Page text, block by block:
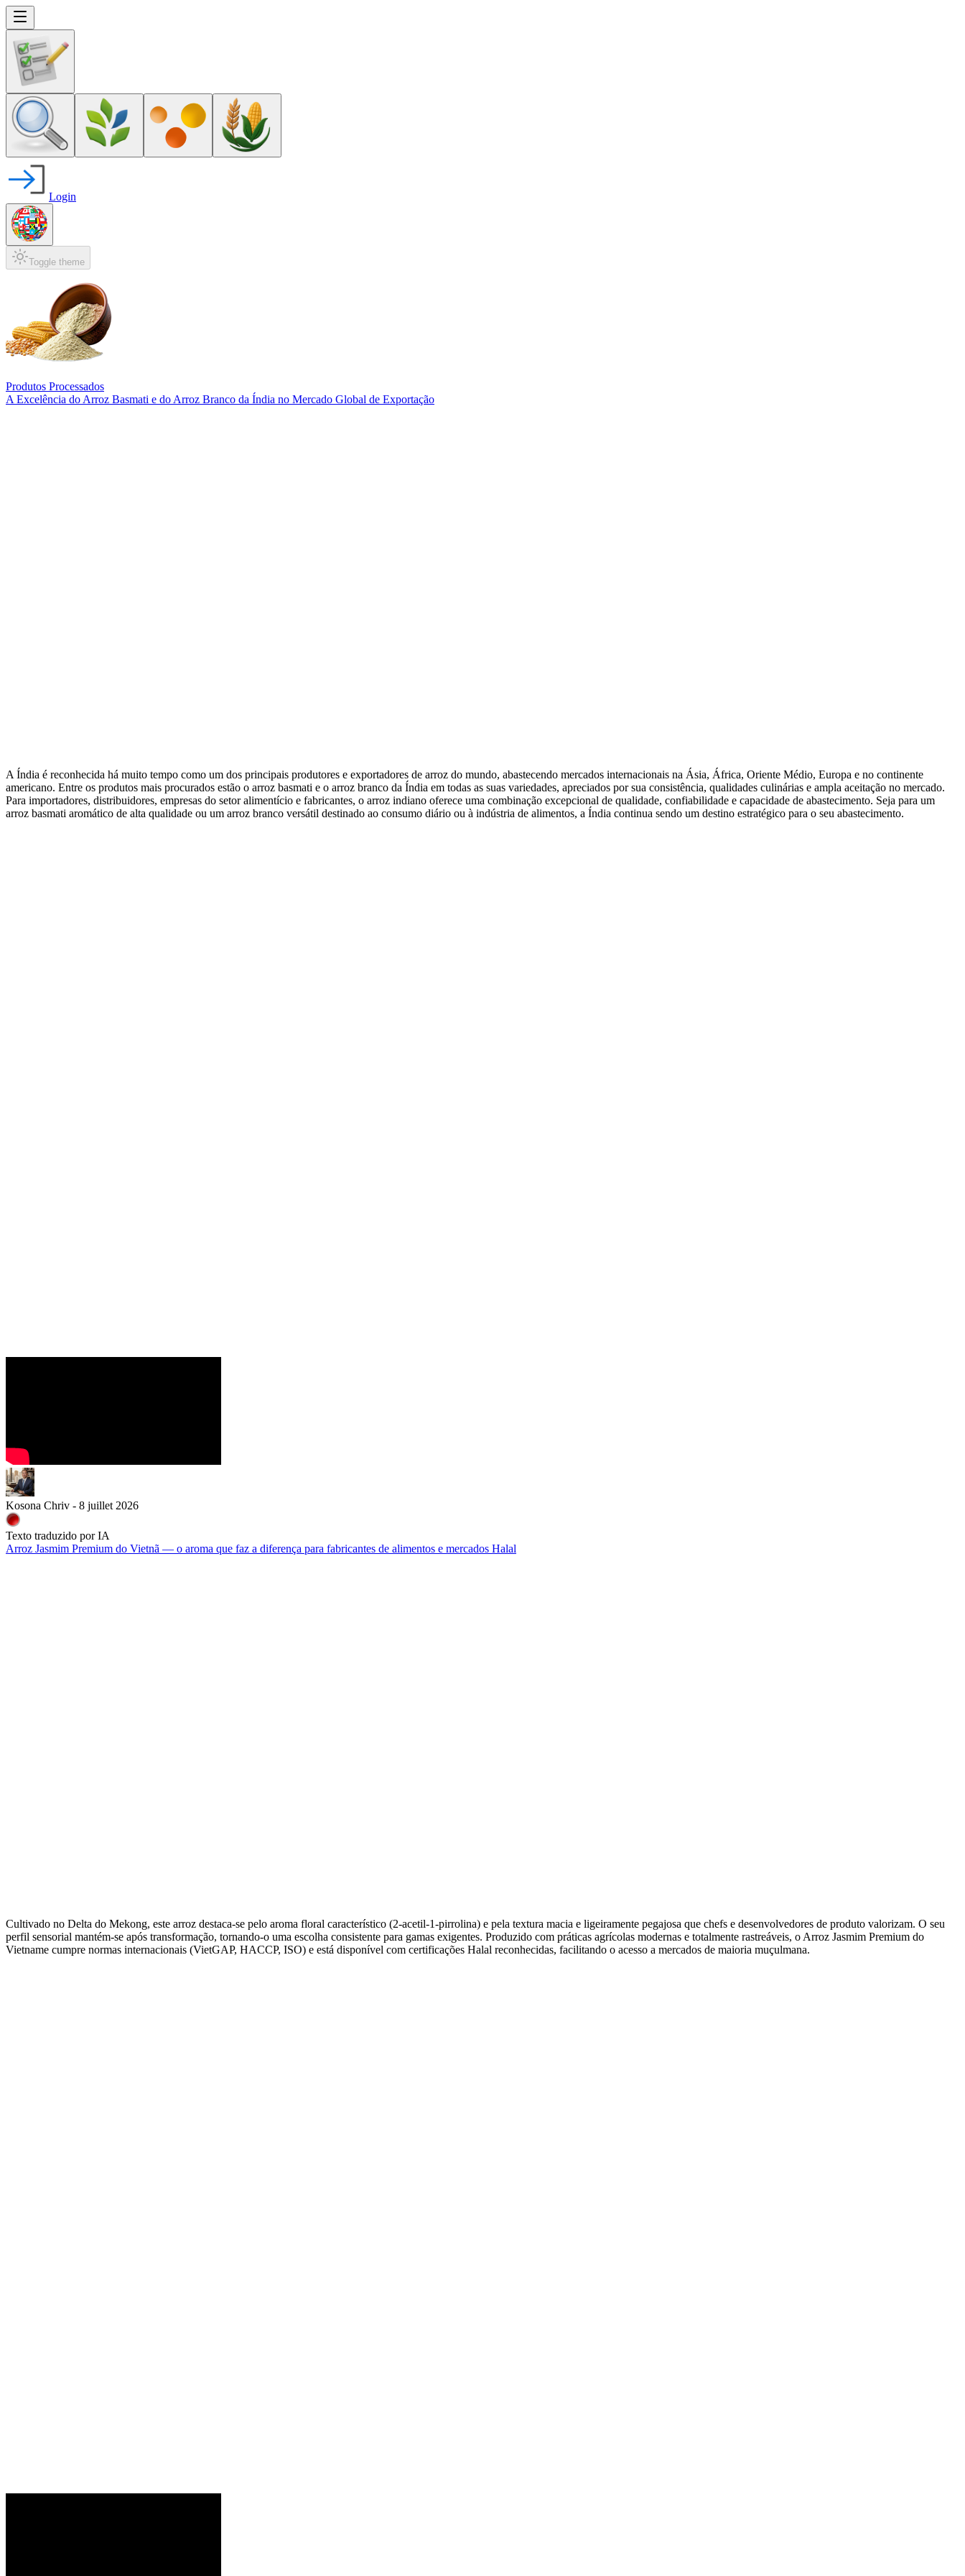
Login
Toggle theme
Produtos Processados
A Excelência do Arroz Basmati e do Arroz Branco da Índia no Mercado Global de Exportação
A Índia é reconhecida há muito tempo como um dos principais produtores e exportadores de arroz do mundo, abastecendo mercados internacionais na Ásia, África, Oriente Médio, Europa e no continente
americano. Entre os produtos mais procurados estão o arroz basmati e o arroz branco da Índia em todas as suas variedades, apreciados por sua consistência, qualidades culinárias e ampla aceitação no mercado.
Para importadores, distribuidores, empresas do setor alimentício e fabricantes, o arroz indiano oferece uma combinação excepcional de qualidade, confiabilidade e capacidade de abastecimento. Seja para um
arroz basmati aromático de alta qualidade ou um arroz branco versátil destinado ao consumo diário ou à indústria de alimentos, a Índia continua sendo um destino estratégico para o seu abastecimento.
Kosona Chriv - 8 juillet 2026
Texto traduzido por IA
Arroz Jasmim Premium do Vietnã — o aroma que faz a diferença para fabricantes de alimentos e mercados Halal
Cultivado no Delta do Mekong, este arroz destaca-se pelo aroma floral característico (2-acetil-1-pirrolina) e pela textura macia e ligeiramente pegajosa que chefs e desenvolvedores de produto valorizam. O seu
perfil sensorial mantém-se após transformação, tornando-o uma escolha consistente para gamas exigentes. Produzido com práticas agrícolas modernas e totalmente rastreáveis, o Arroz Jasmim Premium do
Vietname cumpre normas internacionais (VietGAP, HACCP, ISO) e está disponível com certificações Halal reconhecidas, facilitando o acesso a mercados de maioria muçulmana.